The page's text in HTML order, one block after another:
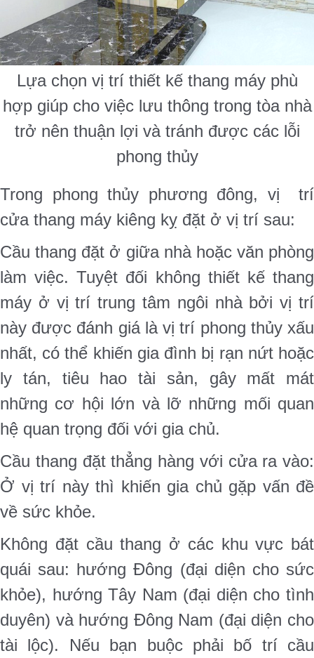
Lựa chọn vị trí thiết kế thang máy phù
hợp giúp cho việc lưu thông trong tòa nhà
trở nên thuận lợi và tránh được các lỗi
phong thủy
Trong phong thủy phương đông, vị trí
cửa thang máy kiêng kỵ đặt ở vị trí sau:
Cầu thang đặt ở giữa nhà hoặc văn phòng
làm việc. Tuyệt đối không thiết kế thang
máy ở vị trí trung tâm ngôi nhà bởi vị trí
này được đánh giá là vị trí phong thủy xấu
nhất, có thể khiến gia đình bị rạn nứt hoặc
ly tán, tiêu hao tài sản, gây mất mát
những cơ hội lớn và lỡ những mối quan
hệ quan trọng đối với gia chủ.
Cầu thang đặt thẳng hàng với cửa ra vào:
Ở vị trí này thì khiến gia chủ gặp vấn đề
về sức khỏe.
Không đặt cầu thang ở các khu vực bát
quái sau: hướng Đông (đại diện cho sức
khỏe), hướng Tây Nam (đại diện cho tình
duyên) và hướng Đông Nam (đại diện cho
tài lộc). Nếu bạn buộc phải bố trí cầu